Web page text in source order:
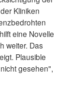
Kliniken
eine Novelle
weiter. Das
Plausible
gesehen",